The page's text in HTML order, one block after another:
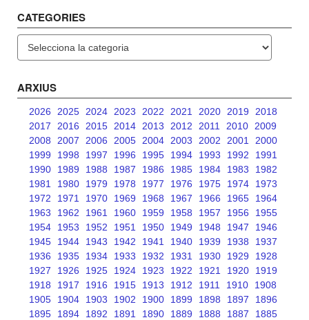
CATEGORIES
ARXIUS
2026 2025 2024 2023 2022 2021 2020 2019
2018
2017
2016 2015 2014 2013 2012 2011 2010
2009
2008
2007 2006 2005 2004 2003 2002 2001
2000
1999
1998 1997 1996 1995 1994 1993 1992
1991
1990
1989 1988 1987 1986 1985 1984 1983
1982
1981
1980 1979 1978 1977 1976 1975 1974
1973
1972
1971 1970 1969 1968 1967 1966 1965
1964
1963
1962 1961 1960 1959 1958 1957 1956
1955
1954
1953 1952 1951 1950 1949 1948 1947
1946
1945
1944 1943 1942 1941 1940 1939 1938
1937
1936
1935 1934 1933 1932 1931 1930 1929
1928
1927
1926 1925 1924 1923 1922 1921 1920
1919
1918
1917 1916 1915 1913 1912 1911 1910
1908
1905
1904 1903 1902 1900 1899 1898 1897
1896
1895
1894 1892 1891 1890 1889 1888 1887
1885